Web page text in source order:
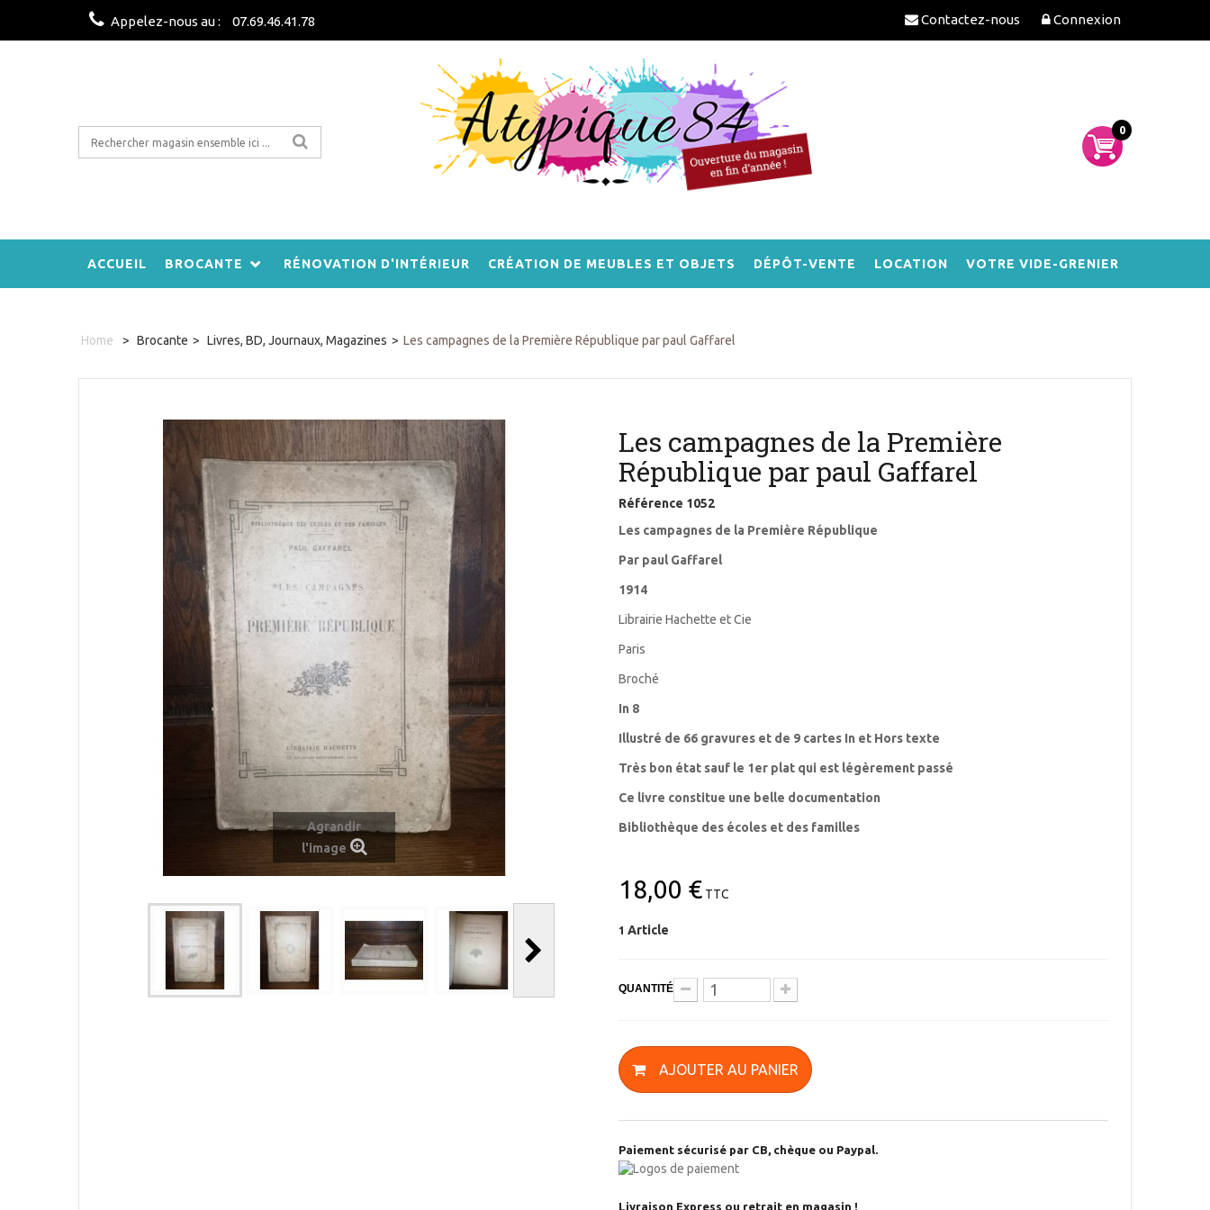
Connexion
Contactez-nous
Appelez-nous au : 07.69.46.41.78
0
ACCUEIL BROCANTE RÉNOVATION D'INTÉRIEUR CRÉATION DE MEUBLES ET OBJETS DÉPÔT-VENTE LOCATION VOTRE VIDE-GRENIER
Home > Brocante > Livres, BD, Journaux, Magazines > Les campagnes de la Première République par paul Gaffarel
Agrandir
l'image
Les campagnes de la Première
République par paul Gaffarel
Référence 1052
Les campagnes de la Première République
Par paul Gaffarel
1914
Librairie Hachette et Cie
Paris
Broché
In 8
Illustré de 66 gravures et de 9 cartes In et Hors texte
Très bon état sauf le 1er plat qui est légèrement passé
Ce livre constitue une belle documentation
Bibliothèque des écoles et des familles
18,00 € TTC
1 Article
QUANTITÉ
AJOUTER AU PANIER
Paiement sécurisé par CB, chèque ou Paypal.
Livraison Express ou retrait en magasin !